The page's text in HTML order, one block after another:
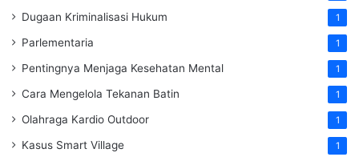
Dugaan Kriminalisasi Hukum 1
Parlementaria 1
Pentingnya Menjaga Kesehatan Mental 1
Cara Mengelola Tekanan Batin 1
Olahraga Kardio Outdoor 1
Kasus Smart Village 1